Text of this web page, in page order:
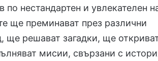
по нестандартен и увлекателен
ще преминават през различни
ще решават загадки, ще
мисии, свързани с